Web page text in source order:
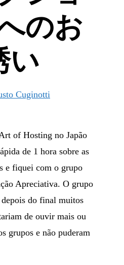
のお
い
Cuginotti
of Hosting no Japão
de 1 hora sobre as
e fiquei com o grupo
Apreciativa. O grupo
depois do final muitos
de ouvir mais ou
grupos e não puderam